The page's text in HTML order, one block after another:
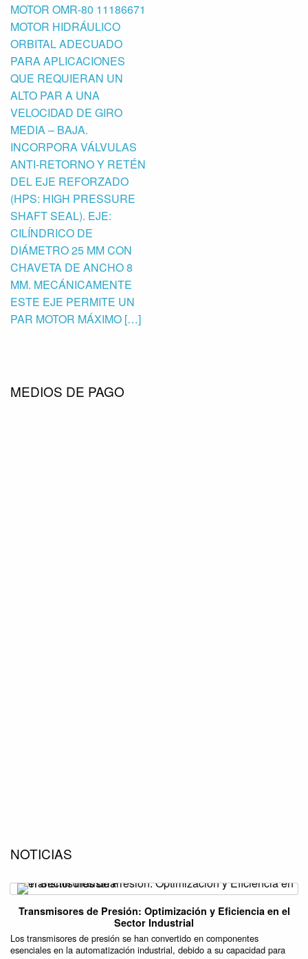
MOTOR OMR-80 11186671
MOTOR HIDRÁULICO
ORBITAL ADECUADO
PARA APLICACIONES
QUE REQUIERAN UN
ALTO PAR A UNA
VELOCIDAD DE GIRO
MEDIA – BAJA.
INCORPORA VÁLVULAS
ANTI-RETORNO Y RETÉN
DEL EJE REFORZADO
(HPS: HIGH PRESSURE
SHAFT SEAL). EJE:
CILÍNDRICO DE
DIÁMETRO 25 MM CON
CHAVETA DE ANCHO 8
MM. MECÁNICAMENTE
ESTE EJE PERMITE UN
PAR MOTOR MÁXIMO […]
MEDIOS DE PAGO
NOTICIAS
Transmisores de Presión: Optimización y Eficiencia en el
Sector Industrial
Los transmisores de presión se han convertido en componentes
esenciales en la automatización industrial, debido a su capacidad para